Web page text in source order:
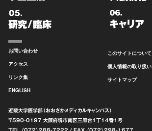
お問い合わせ
アクセス
リンク集
ENGLISH
このサイトについて
個人情報の取り扱い
サイトマップ
近畿大学医学部（おおさかメディカルキャンパス）
〒590-0197 大阪府堺市南区三原台1丁14番1号
TEL （072）288-7222 / FAX （072）298-1677